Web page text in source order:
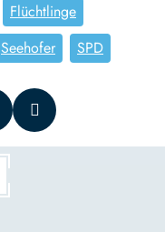
Flüchtlinge
Seehofer SPD